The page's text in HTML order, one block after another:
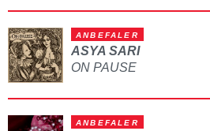
ANBEFALER
ASYA SARI
ON PAUSE
ANBEFALER